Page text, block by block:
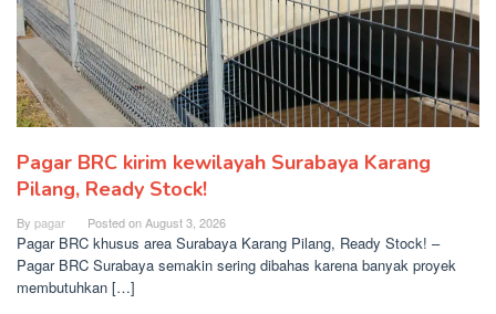
Pagar BRC kirim kewilayah Surabaya Karang
Pilang, Ready Stock!
By pagar Posted onAugust 3, 2026
Pagar BRC khusus area Surabaya Karang Pilang, Ready Stock! –
Pagar BRC Surabaya semakin sering dibahas karena banyak proyek
membutuhkan […]